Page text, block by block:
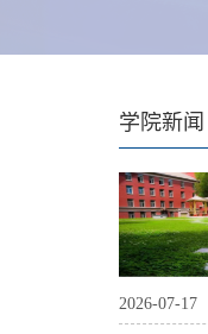
学院新闻
2026-07-17